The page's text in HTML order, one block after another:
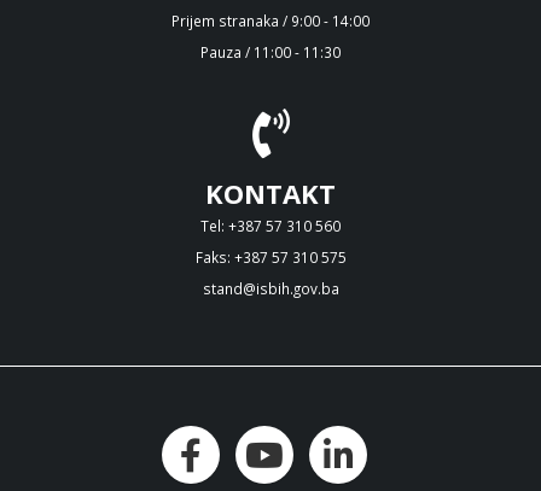
Prijem stranaka / 9:00 - 14:00
Pauza / 11:00 - 11:30
KONTAKT
Tel: +387 57 310 560
Faks: +387 57 310 575
stand@isbih.gov.ba